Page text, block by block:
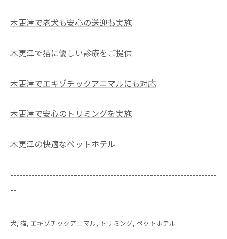
木更津で老犬も安心の送迎も実施
木更津で猫に優しい診療をご提供
木更津でエキゾチックアニマルにも対応
木更津で安心のトリミングを実施
木更津の快適なペットホテル
--------------------------------------------------------------------
--
犬 猫 エキゾチックアニマル トリミング ペットホテル